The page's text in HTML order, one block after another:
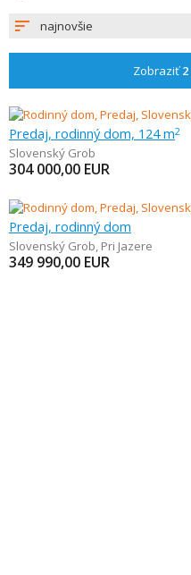
najnovšie
Zobraziť2
Predaj, rodinný dom, 124 m2
Slovenský Grob
304 000,00 EUR
Predaj, rodinný dom
Slovenský Grob, Pri Jazere
349 990,00 EUR